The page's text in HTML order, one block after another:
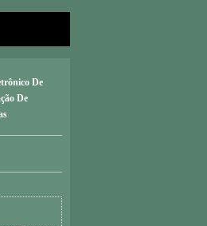
De
De